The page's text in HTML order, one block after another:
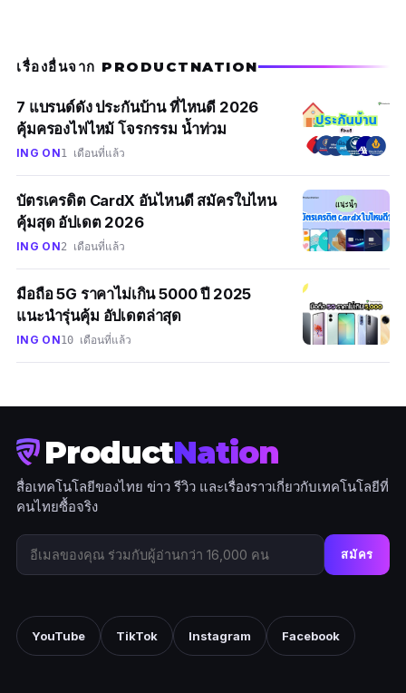
เรื่องอื่นจาก PRODUCTNATION
7 แบรนด์ดัง ประกันบ้าน ที่ไหนดี 2026
คุ้มครองไฟไหม้ โจรกรรม น้ำท่วม
ING ON1 เดือนที่แล้ว
บัตรเครดิต CardX อันไหนดี สมัครใบไหน
คุ้มสุด อัปเดต 2026
ING ON2 เดือนที่แล้ว
มือถือ 5G ราคาไม่เกิน 5000 ปี 2025
แนะนำรุ่นคุ้ม อัปเดตล่าสุด
ING ON10 เดือนที่แล้ว
ProductNation
สื่อเทคโนโลยีของไทย ข่าว รีวิว และเรื่องราวเกี่ยวกับเทคโนโลยีที่
คนไทยซื้อจริง
สมัคร
YouTube TikTok Instagram Facebook